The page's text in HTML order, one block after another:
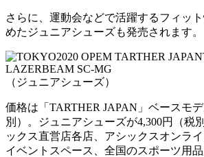
さらに、運動会などで活躍するフィッ
めたジュニアシューズも発売されます。
LAZERBEAM SC-MG
（ジュニアシューズ）
価格は「TARTHER JAPAN」ベースモ
別）。ジュニアシューズが4,300円（税
ックス直営店各店、アシックスオンラ
イベントスペース、全国のスポーツ用